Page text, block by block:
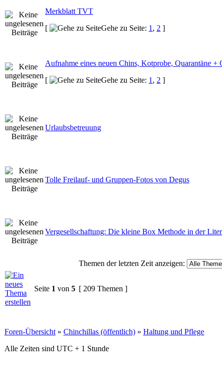
Merkblatt TVT
[
Gehe zu Seite: 1 , 2 ]
Aufnahme eines neuen Chins, Kotprobe, Quarantäne +
[
Gehe zu Seite: 1 , 2 ]
Urlaubsbetreuung
Tolle Freilauf- und Gruppen-Fotos von Degus
Vergesellschaftung: Die kleine Box Methode in der
Themen der letzten Zeit anzeigen:
Seite 1 von 5 [ 209 Themen ]
Foren-Übersicht » Chinchillas (öffentlich) » Haltung und Pflege
Alle Zeiten sind UTC + 1 Stunde